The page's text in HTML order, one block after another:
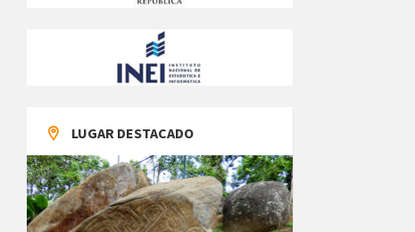
LUGAR DESTACADO